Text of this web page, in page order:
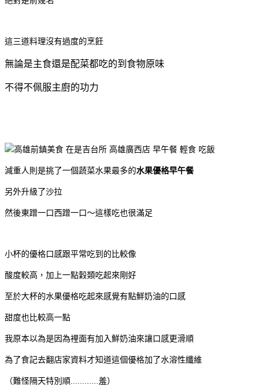
這三道料理沒有過度的烹飪
無論是主食還是配菜都吃的到食物原味
不得不佩服主廚的功力
減重人則是挑了一個蔬菜水果最多的水果優格早午餐
另外升級了沙拉
然後東蹭一口西蹭一口～這樣吃也很滿足
小杯的優格口感跟平常吃到的比較像
酸度較高，加上一點穀類吃起來剛好
至於大杯的水果優格吃起來感覺有點鮮奶油的口感
甜度也比較高一點
我原本以為是因為裡面有加入鮮奶油來讓口感更滑順
為了食記去翻店家資料才知道這個優格加了水溶性纖維
（難怪隔天特別順............羞）